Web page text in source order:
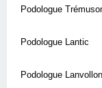
Podologue
Podologue Lantic
Podologue Lanvollon